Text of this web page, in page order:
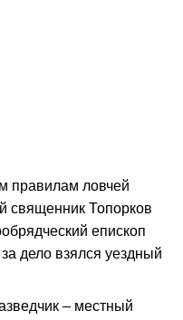
правилам ловчей
священник Топорков
епископ
дело взялся уездный
– местный